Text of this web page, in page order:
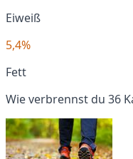
Eiweiß
5,4%
Fett
Wie verbrennst du 36